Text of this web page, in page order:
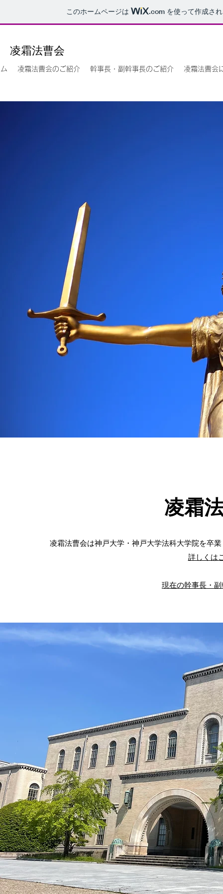
このホームページは .com を使って作成さ
凌霜法曹会
凌霜法曹会のご紹介 幹事長・副幹事長のご紹介 凌霜法曹会
凌霜
凌霜法曹会は神戸大学・神戸大学法科大学院を卒
詳しくは
現在の幹事長・